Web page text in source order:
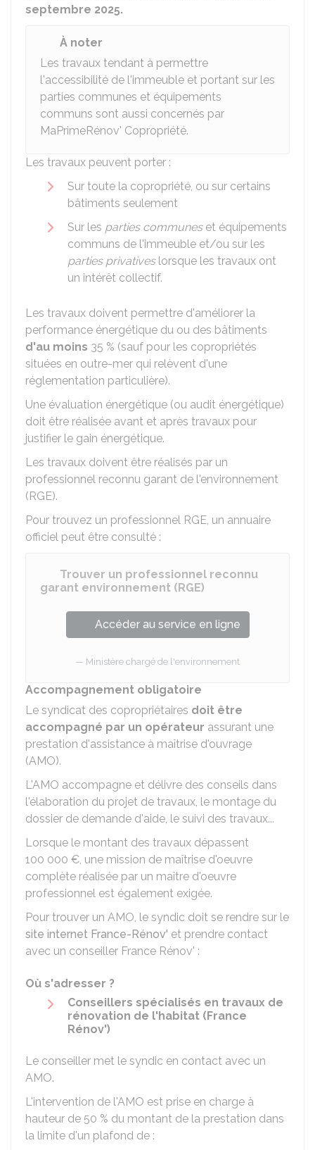
septembre 2025.
À noter
Les travaux tendant à permettre
l'accessibilité de l'immeuble et portant sur les
parties communes et équipements
communs sont aussi concernés par
MaPrimeRénov' Copropriété.
Les travaux peuvent porter :
Sur toute la copropriété, ou sur certains
bâtiments seulement
Sur les parties communeset équipements
communs de l'immeuble et/ou sur les
parties privativeslorsque les travaux ont
un intérêt collectif.
Les travaux doivent permettre d'améliorer la
performance énergétique du ou des bâtiments
d'au moins 35 % (sauf pour les copropriétés
situées en outre-mer qui relèvent d'une
réglementation particulière).
Une évaluation énergétique (ou audit énergétique)
doit être réalisée avant et après travaux pour
justifier le gain énergétique.
Les travaux doivent être réalisés par un
professionnel reconnu garant de l'environnement
(RGE).
Pour trouvez un professionnel RGE, un annuaire
officiel peut être consulté :
Trouver un professionnel reconnu
garant environnement (RGE)
Accéder au service en ligne
Ministère chargé de l'environnement
Accompagnement obligatoire
Le syndicat des copropriétaires doit être
accompagné par un opérateur assurant une
prestation d'assistance à maîtrise d'ouvrage
(AMO).
L'AMO accompagne et délivre des conseils dans
l'élaboration du projet de travaux, le montage du
dossier de demande d'aide, le suivi des travaux...
Lorsque le montant des travaux dépassent
100 000 €, une mission de maîtrise d'oeuvre
complète réalisée par un maître d'oeuvre
professionnel est également exigée.
Pour trouver un AMO, le syndic doit se rendre sur le
site internet France-Rénov' et prendre contact
avec un conseiller France Rénov' :
Où s'adresser ?
Conseillers spécialisés en travaux de
rénovation de l'habitat (France
Rénov')
Le conseiller met le syndic en contact avec un
AMO.
L'intervention de l'AMO est prise en charge à
hauteur de 50 % du montant de la prestation dans
la limite d'un plafond de :